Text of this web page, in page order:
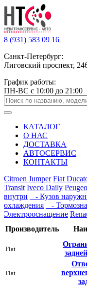
8 (931) 583 09 16
Санкт-Петербург:
Лиговский проспект,
График работы:
ПН-ВС с 10:00 до 21:00
КАТАЛОГ
О НАС
ДОСТАВКА
АВТОСЕРВИС
КОНТАКТЫ
Citroen Jumper Fiat
Transit Iveco Daily
внутри
- Кузов
охлаждения
-
Электрооснащение
Производитель
Fiat
Fiat